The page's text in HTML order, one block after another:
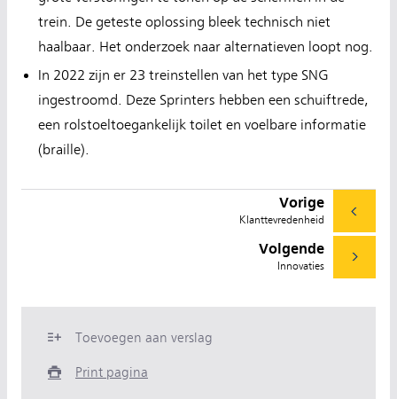
trein. De geteste oplossing bleek technisch niet
haalbaar. Het onderzoek naar alternatieven loopt nog.
In 2022 zijn er 23 treinstellen van het type SNG
ingestroomd. Deze Sprinters hebben een schuiftrede,
een rolstoeltoegankelijk toilet en voelbare informatie
(braille).
Vorige
Klanttevredenheid
Volgende
Innovaties
Toevoegen aan verslag
Print pagina